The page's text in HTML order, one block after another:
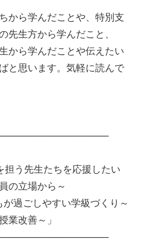
から学んだことや、特別支
先生方から学んだこと、
から学んだことや伝えたい
と思います。気軽に読んで
う先生たちを応援したい
の立場から～
やすい学級づくり～
業改善～」